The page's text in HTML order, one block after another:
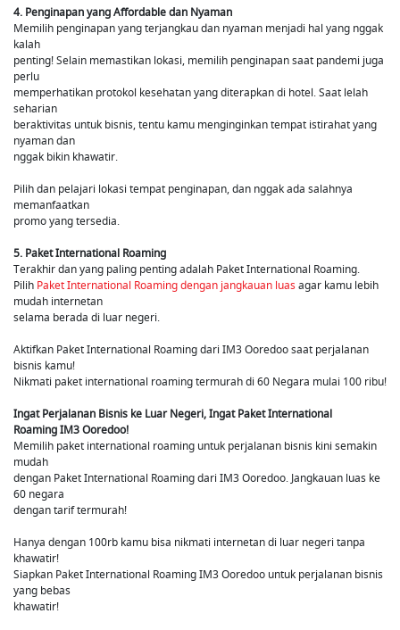
4. Penginapan yang Affordable dan Nyaman
Memilih penginapan yang terjangkau dan nyaman menjadi hal yang nggak
kalah
penting! Selain memastikan lokasi, memilih penginapan saat pandemi juga
perlu
memperhatikan protokol kesehatan yang diterapkan di hotel. Saat lelah
seharian
beraktivitas untuk bisnis, tentu kamu menginginkan tempat istirahat yang
nyaman dan
nggak bikin khawatir.
Pilih dan pelajari lokasi tempat penginapan, dan nggak ada salahnya
memanfaatkan
promo yang tersedia.
5. Paket International Roaming
Terakhir dan yang paling penting adalah Paket International Roaming.
Pilih Paket International Roaming dengan jangkauan luas agar kamu lebih
mudah internetan
selama berada di luar negeri.
Aktifkan Paket International Roaming dari IM3 Ooredoo saat perjalanan
bisnis kamu!
Nikmati paket international roaming termurah di 60 Negara mulai 100 ribu!
Ingat Perjalanan Bisnis ke Luar Negeri, Ingat Paket International
Roaming IM3 Ooredoo!
Memilih paket international roaming untuk perjalanan bisnis kini semakin
mudah
dengan Paket International Roaming dari IM3 Ooredoo. Jangkauan luas ke
60 negara
dengan tarif termurah!
Hanya dengan 100rb kamu bisa nikmati internetan di luar negeri tanpa
khawatir!
Siapkan Paket International Roaming IM3 Ooredoo untuk perjalanan bisnis
yang bebas
khawatir!